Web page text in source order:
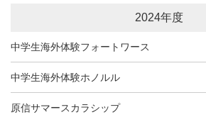
2024年度
中学生海外体験フォートワース
中学生海外体験ホノルル
原信サマースカラシップ